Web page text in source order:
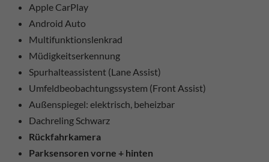
Apple CarPlay
Android Auto
Multifunktionslenkrad
Müdigkeitserkennung
Spurhalteassistent (Lane Assist)
Umfeldbeobachtungssystem (Front Assist)
Außenspiegel: elektrisch, beheizbar
Dachreling Schwarz
Rückfahrkamera
Parksensoren vorne + hinten